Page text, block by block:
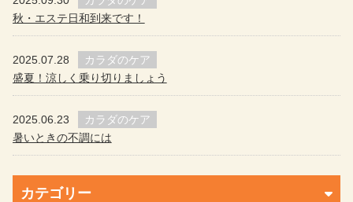
秋・エステ日和到来です！
2025.07.28
カラダのケア
盛夏！涼しく乗り切りましょう
2025.06.23
カラダのケア
暑いときの不調には
カテゴリー